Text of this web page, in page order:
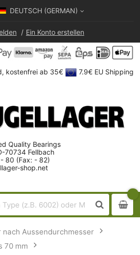
DEUTSCH (GERMAN)
Ein Konto erstellen
kostenfrei ab 35€ 7.9€ EU Shipping
Quality Bearings
70734 Fellbach
80 (Fax: - 82)
shop.net
nach Aussendurchmesser
70 mm